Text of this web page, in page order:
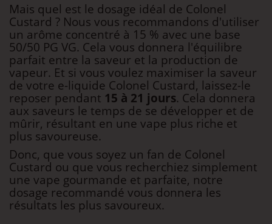
Mais quel est le dosage idéal de Colonel
Custard ? Nous vous recommandons d'utiliser
un arôme concentré à 15 % avec une base
50/50 PG VG. Cela vous donnera l'équilibre
parfait entre la saveur et la production de
vapeur. Et si vous voulez maximiser la saveur
de votre e-liquide Colonel Custard, laissez-le
reposer pendant 15 à 21 jours. Cela donnera
aux saveurs le temps de se développer et de
mûrir, résultant en une vape plus riche et
plus savoureuse.
Donc, que vous soyez un fan de Colonel
Custard ou que vous recherchiez simplement
une vape gourmande et parfaite, notre
dosage recommandé vous donnera les
résultats les plus savoureux.